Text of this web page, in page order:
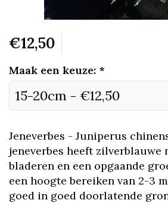
€12,50
Maak een keuze: *
Jeneverbes - Juniperus
jeneverbes heeft zilverblauwe
bladeren en een opgaande
een hoogte bereiken van 2-3
goed in goed doorlatende